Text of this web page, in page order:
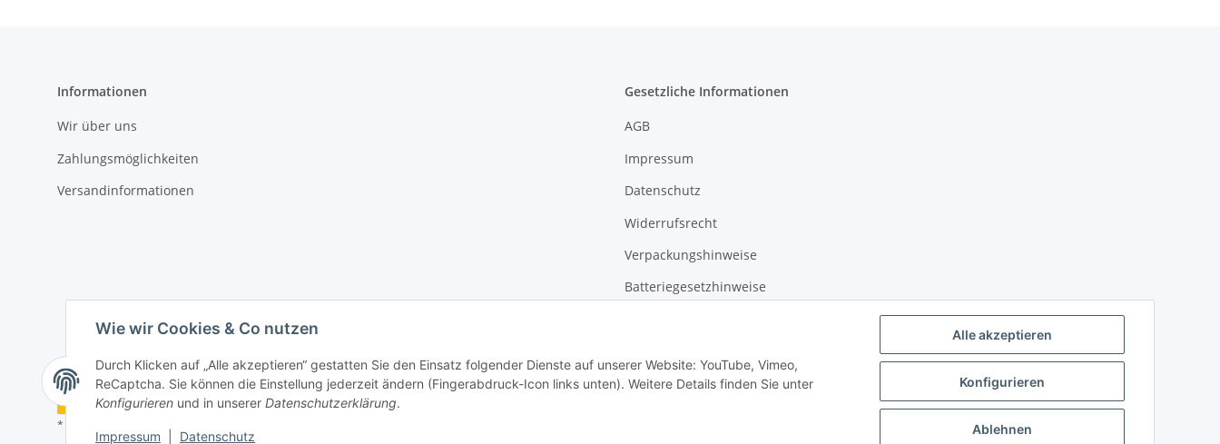
Alle akzeptieren
Konfigurieren
Ablehnen
Wie wir Cookies & Co nutzen
Durch Klicken auf „Alle akzeptieren“ gestatten Sie den Einsatz folgender Dienste auf unserer Website: YouTube, Vimeo,
ReCaptcha. Sie können die Einstellung jederzeit ändern (Fingerabdruck-Icon links unten). Weitere Details finden Sie unter
Konfigurieren und in unserer Datenschutzerklärung.
Impressum Datenschutz
Informationen
Wir über uns
Zahlungsmöglichkeiten
Versandinformationen
Gesetzliche Informationen
AGB
Impressum
Datenschutz
Widerrufsrecht
Verpackungshinweise
Batteriegesetzhinweise
Vertrag widerrufen
* Alle Preise inkl. gesetzlicher USt., zzgl.